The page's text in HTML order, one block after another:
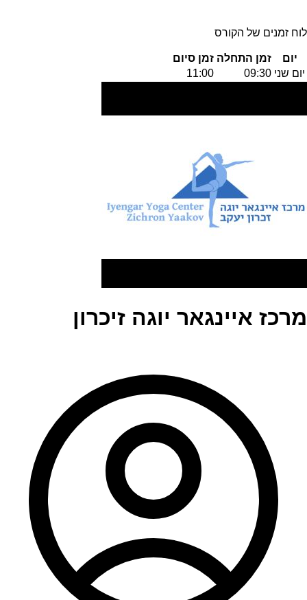
לוח זמנים של הקורס
יום זמן התחלה זמן סיום
יום שני 09:30
11:00
מרכז איינגאר יוגה זיכרון